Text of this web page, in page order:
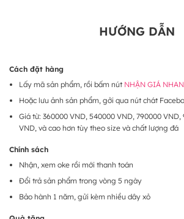
HƯỚNG DẪN
Cách đặt hàng
Lấy mã sản phẩm, rồi bấm nút NHẬN GIÁ
Hoặc lưu ảnh sản phẩm, gởi qua nút chát
Giá từ: 360000 VND, 540000 VND, 790000 VND,
VND, và cao hơn tùy theo size và chất lượng đá
Chính sách
Nhận, xem oke rồi mới thanh toán
Đổi trả sản phẩm trong vòng 5 ngày
Bảo hành 1 năm, gửi kèm nhiều dây xỏ